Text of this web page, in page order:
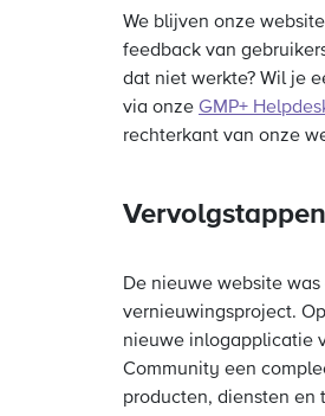
We blijven onze
feedback van
dat niet werkte? Wil je
via onze GMP+
rechterkant van onze
Vervolgstappen
De nieuwe website
vernieuwingsproject.
nieuwe inlogapplicatie
Community een
producten, diensten en